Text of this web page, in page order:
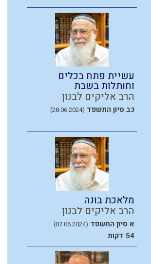
עשיית פתח בכלים
וחותלות בשבת
הרב אליקים לבנון
כב סיון התשפד (28.06.2024)
מלאכת בונה
הרב אליקים לבנון
א סיון התשפד (07.06.2024)
54 דקות